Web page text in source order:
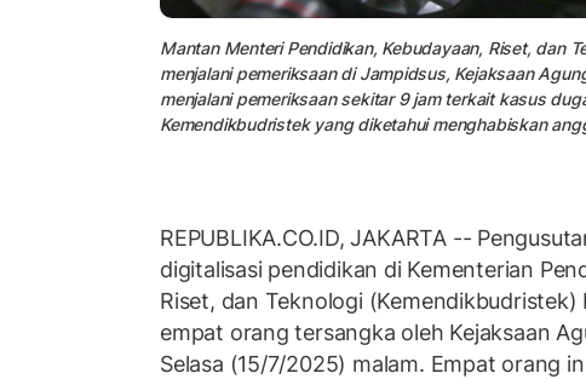
Mantan Menteri Pendidikan, Kebudayaan, Riset, dan
menjalani pemeriksaan di Jampidsus, Kejaksaan
menjalani pemeriksaan sekitar 9 jam terkait kasus
Kemendikbudristek yang diketahui menghabiskan
REPUBLIKA.CO.ID, JAKARTA --
digitalisasi pendidikan di Kementerian
Riset, dan Teknologi
empat orang tersangka oleh Kejaksaan
Selasa (15/7/2025) malam. Empat orang